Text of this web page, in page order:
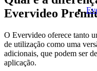
Evervideo
O Evervideo oferece tanto
de utilização como uma
adicionais, que podem ser
aplicação.